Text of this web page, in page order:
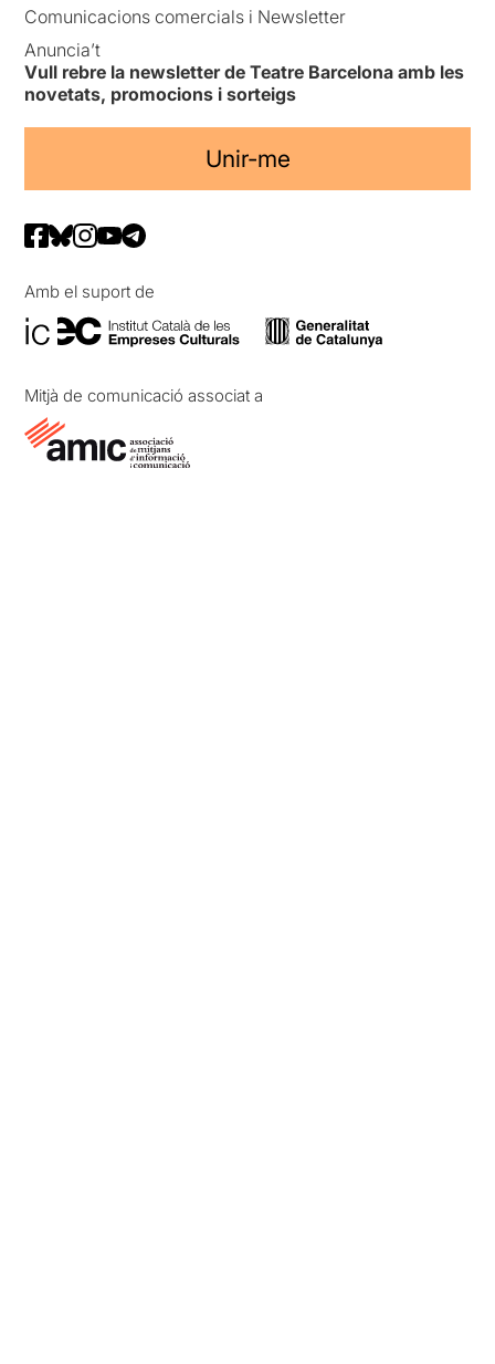
Comunicacions comercials i Newsletter
Anuncia’t
Vull rebre la newsletter de Teatre Barcelona amb les
novetats, promocions i sorteigs
Unir-me
Amb el suport de
Mitjà de comunicació associat a